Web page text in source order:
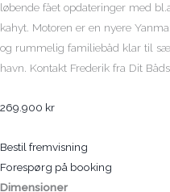
løbende fået opdateringer med
kahyt. Motoren er en nyere
og rummelig familiebåd klar til
havn. Kontakt Frederik fra Dit
269.900 kr
Bestil fremvisning
Forespørg på booking
Dimensioner